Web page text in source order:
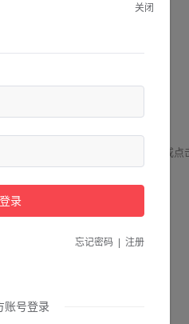
抱歉!
请检查您输入的网址是否正确，或点
关闭
登录
忘记密码 注册
账号登录